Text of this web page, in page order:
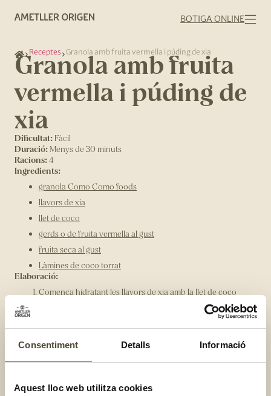
Consentiment Detalls Informació
Aquest lloc web utilitza cookies
BOTIGA ONLINE
Receptes Granola amb fruita vermella i púding de xia
Granola amb fruita
vermella i púding de
xia
Dificultat: Fàcil
Duració: Menys de 30 minuts
Racions:4
Ingredients:
granola Como Como foods
llavors de xia
llet de coco
gerds o de fruita vermella al gust
fruita seca al gust
Làmines de coco torrat
Elaboració:
Comença hidratant les llavors de xia amb la llet de coco
Mentrestant, aixafa els gerds o la fruita vermella que més
t'agradi en un bol amb una forquilla fins a obtenir una pasta.
A continuació, agafa un got o pot de vidre i fes capes
Compartir: